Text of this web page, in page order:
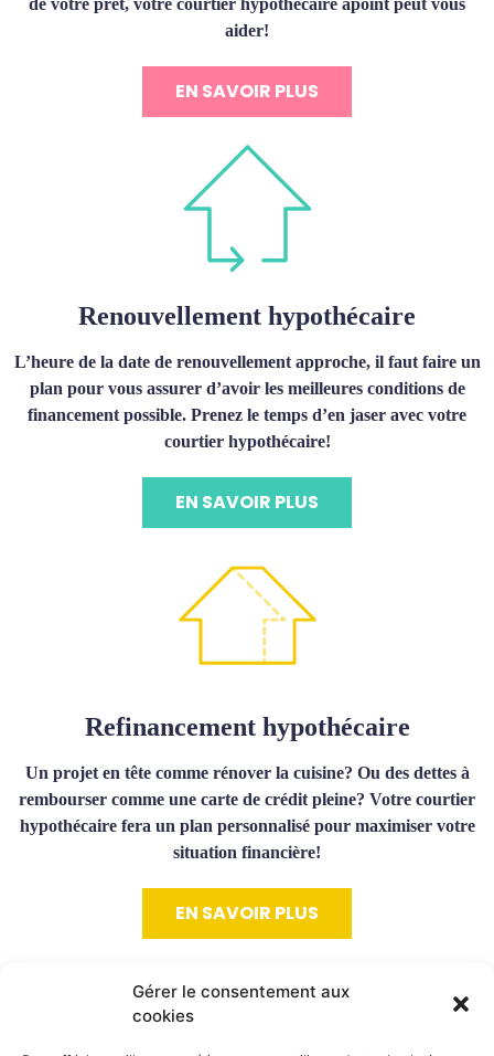
Gérer le consentement aux
cookies
de votre prêt, votre courtier hypothécaire apoint peut vous
aider!
EN SAVOIR PLUS
Renouvellement hypothécaire
L’heure de la date de renouvellement approche, il faut faire un
plan pour vous assurer d’avoir les meilleures conditions de
financement possible. Prenez le temps d’en jaser avec votre
courtier hypothécaire!
EN SAVOIR PLUS
Refinancement hypothécaire
Un projet en tête comme rénover la cuisine? Ou des dettes à
rembourser comme une carte de crédit pleine? Votre courtier
hypothécaire fera un plan personnalisé pour maximiser votre
situation financière!
EN SAVOIR PLUS